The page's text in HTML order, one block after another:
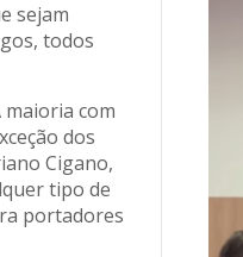
sejam
todos
maioria com
dos
Cigano,
tipo de
portadores